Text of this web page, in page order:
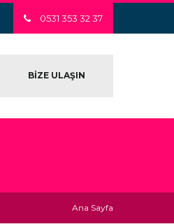
0531 353 32 37
BİZE ULAŞIN
Ana Sayfa